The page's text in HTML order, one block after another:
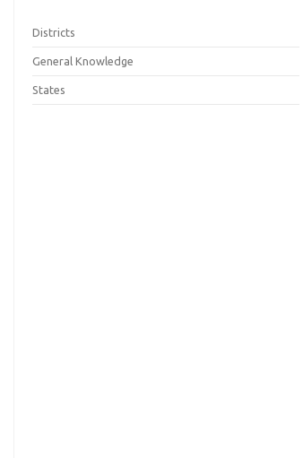
Districts
General Knowledge
States